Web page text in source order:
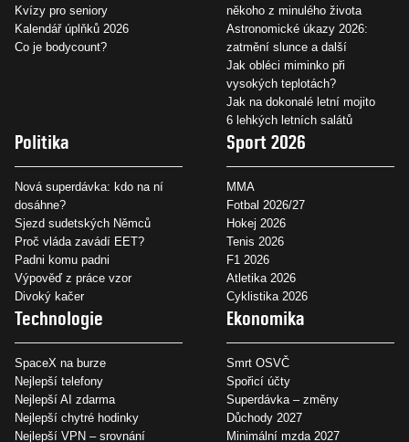
Kvízy pro seniory
Kalendář úplňků 2026
Co je bodycount?
někoho z minulého života
Astronomické úkazy 2026:
zatmění slunce a další
Jak obléci miminko při
vysokých teplotách?
Jak na dokonalé letní mojito
6 lehkých letních salátů
Politika
Nová superdávka: kdo na ní
dosáhne?
Sjezd sudetských Němců
Proč vláda zavádí EET?
Padni komu padni
Výpověď z práce vzor
Divoký kačer
Sport 2026
MMA
Fotbal 2026/27
Hokej 2026
Tenis 2026
F1 2026
Atletika 2026
Cyklistika 2026
Technologie
SpaceX na burze
Nejlepší telefony
Nejlepší AI zdarma
Nejlepší chytré hodinky
Nejlepší VPN – srovnání
Ekonomika
Smrt OSVČ
Spořicí účty
Superdávka – změny
Důchody 2027
Minimální mzda 2027